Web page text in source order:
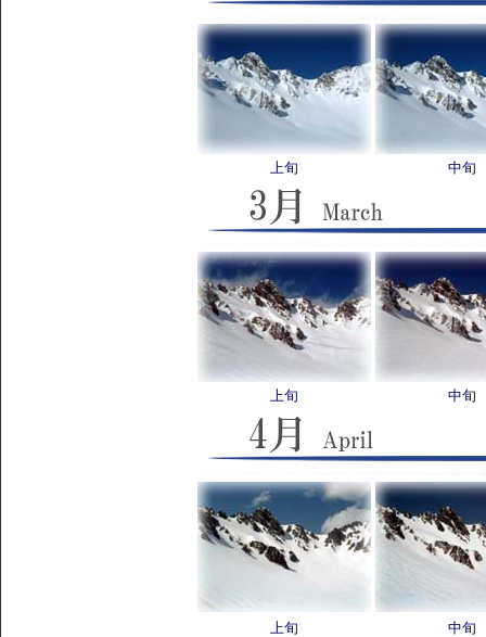
上旬 中旬
上旬 中旬
上旬 中旬